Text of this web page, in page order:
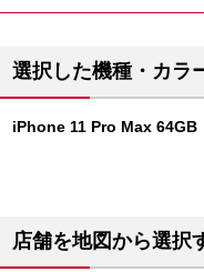
選択した機種・カラ
iPhone 11 Pro Max 64GB
店舗を地図から選択